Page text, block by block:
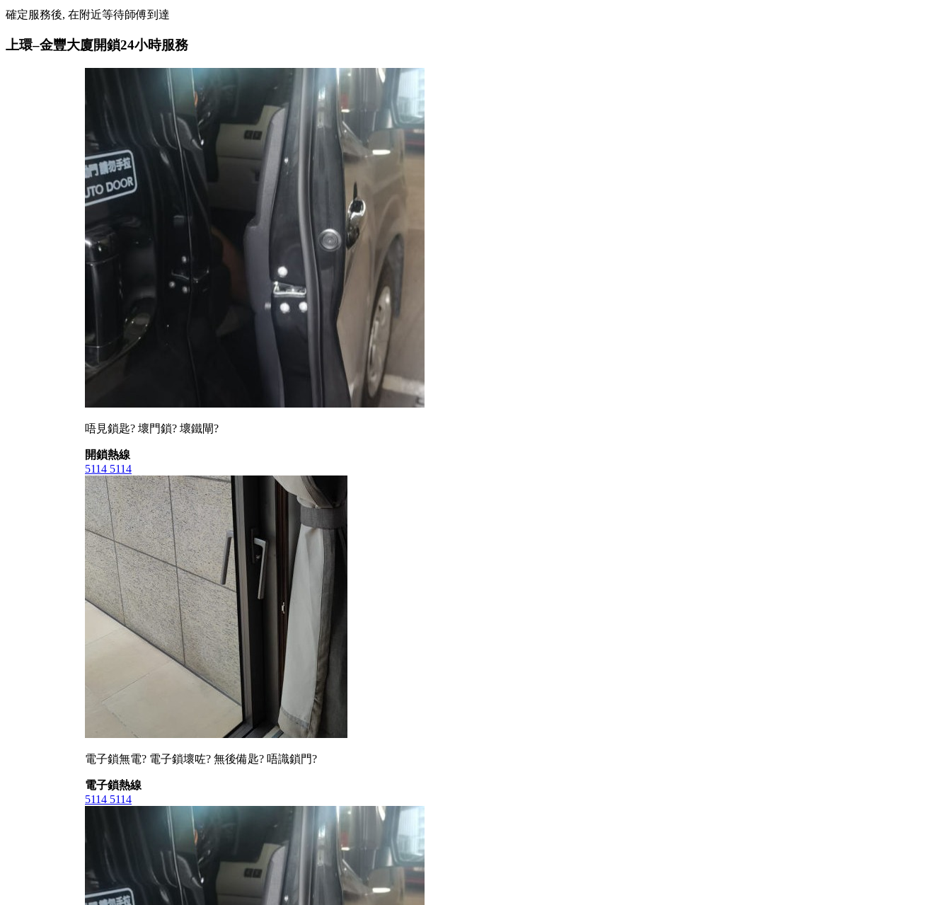
確定服務後, 在附近等待師傅到達
上環–金豐大廈開鎖24小時服務
唔見鎖匙? 壞門鎖? 壞鐵閘?
開鎖熱線
5114 5114
電子鎖無電? 電子鎖壞咗? 無後備匙? 唔識鎖門?
電子鎖熱線
5114 5114